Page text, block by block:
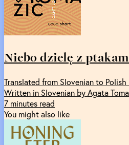
Niebo dzielę z
Translated from Slovenian to
Written in Slovenian by Agata
7 minutes read
You might also like